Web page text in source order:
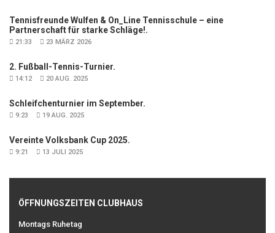
Tennisfreunde Wulfen & On_Line Tennisschule – eine
Partnerschaft für starke Schläge!.
21:33 23 MÄRZ 2026
2. Fußball-Tennis-Turnier.
14:12 20 AUG. 2025
Schleifchenturnier im September.
9:23 19 AUG. 2025
Vereinte Volksbank Cup 2025.
9:21 13 JULI 2025
ÖFFNUNGSZEITEN CLUBHAUS
Montags Ruhetag